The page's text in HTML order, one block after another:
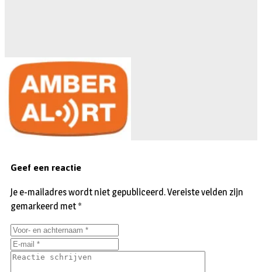
Geef een reactie
Je e-mailadres wordt niet gepubliceerd.Vereiste velden zijn
gemarkeerd met *